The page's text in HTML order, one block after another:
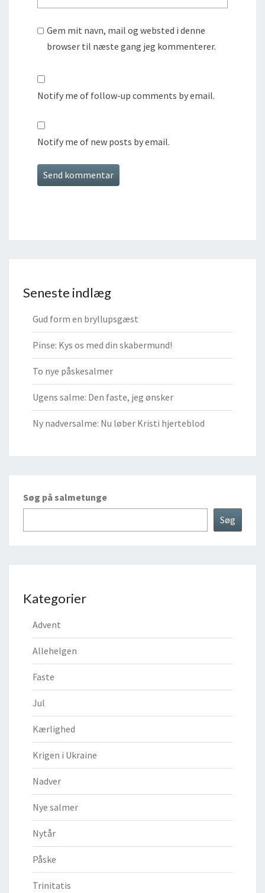
Gem mit navn, mail og websted i denne
browser til næste gang jeg kommenterer.
Notify me of follow-up comments by email.
Notify me of new posts by email.
Seneste indlæg
Gud form en bryllupsgæst
Pinse: Kys os med din skabermund!
To nye påskesalmer
Ugens salme: Den faste, jeg ønsker
Ny nadversalme: Nu løber Kristi hjerteblod
Søg på salmetunge
Søg
Kategorier
Advent
Allehelgen
Faste
Jul
Kærlighed
Krigen i Ukraine
Nadver
Nye salmer
Nytår
Påske
Trinitatis